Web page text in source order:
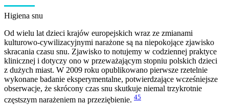
Higiena snu
Od wielu lat dzieci krajów europejskich wraz ze zmianami
kulturowo-cywilizacyjnymi narażone są na niepokojące zjawisko
skracania czasu snu. Zjawisko to notujemy w codziennej praktyce
klinicznej i dotyczy ono w przeważającym stopniu polskich dzieci
z dużych miast. W 2009 roku opublikowano pierwsze rzetelnie
wykonane badanie eksperymentalne, potwierdzające wcześniejsze
obserwacje, że skrócony czas snu skutkuje niemal trzykrotnie
częstszym narażeniem na przeziębienie. 45